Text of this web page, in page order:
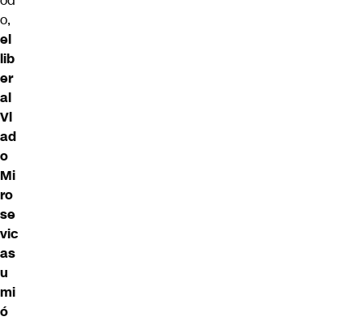
o,
el
lib
er
al
Vl
ad
o
Mi
ro
se
vic
as
u
mi
ó